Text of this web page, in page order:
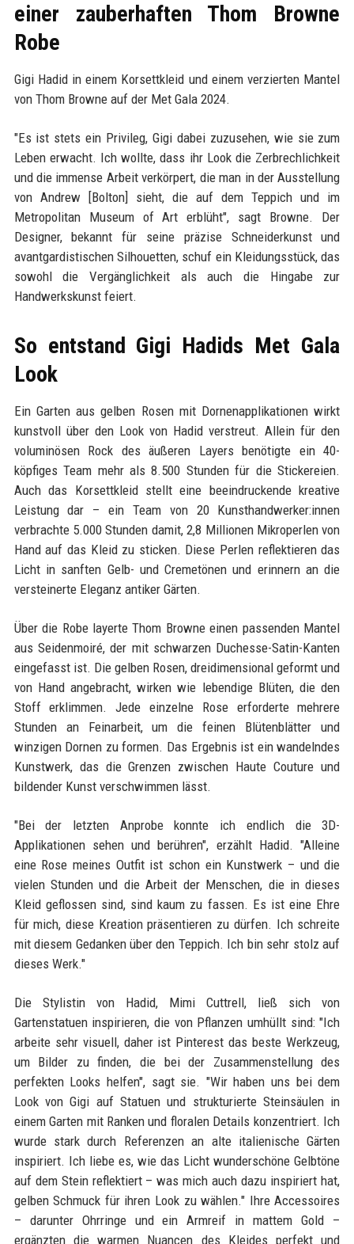
einer zauberhaften Thom Browne
Robe
Gigi Hadid in einem Korsettkleid und einem verzierten Mantel
von Thom Browne auf der Met Gala 2024.
"Es ist stets ein Privileg, Gigi dabei zuzusehen, wie sie zum
Leben erwacht. Ich wollte, dass ihr Look die Zerbrechlichkeit
und die immense Arbeit verkörpert, die man in der Ausstellung
von Andrew [Bolton] sieht, die auf dem Teppich und im
Metropolitan Museum of Art erblüht", sagt Browne. Der
Designer, bekannt für seine präzise Schneiderkunst und
avantgardistischen Silhouetten, schuf ein Kleidungsstück, das
sowohl die Vergänglichkeit als auch die Hingabe zur
Handwerkskunst feiert.
So entstand Gigi Hadids Met Gala
Look
Ein Garten aus gelben Rosen mit Dornenapplikationen wirkt
kunstvoll über den Look von Hadid verstreut. Allein für den
voluminösen Rock des äußeren Layers benötigte ein 40-
köpfiges Team mehr als 8.500 Stunden für die Stickereien.
Auch das Korsettkleid stellt eine beeindruckende kreative
Leistung dar – ein Team von 20 Kunsthandwerker:innen
verbrachte 5.000 Stunden damit, 2,8 Millionen Mikroperlen von
Hand auf das Kleid zu sticken. Diese Perlen reflektieren das
Licht in sanften Gelb- und Cremetönen und erinnern an die
versteinerte Eleganz antiker Gärten.
Über die Robe layerte Thom Browne einen passenden Mantel
aus Seidenmoiré, der mit schwarzen Duchesse-Satin-Kanten
eingefasst ist. Die gelben Rosen, dreidimensional geformt und
von Hand angebracht, wirken wie lebendige Blüten, die den
Stoff erklimmen. Jede einzelne Rose erforderte mehrere
Stunden an Feinarbeit, um die feinen Blütenblätter und
winzigen Dornen zu formen. Das Ergebnis ist ein wandelndes
Kunstwerk, das die Grenzen zwischen Haute Couture und
bildender Kunst verschwimmen lässt.
"Bei der letzten Anprobe konnte ich endlich die 3D-
Applikationen sehen und berühren", erzählt Hadid. "Alleine
eine Rose meines Outfit ist schon ein Kunstwerk – und die
vielen Stunden und die Arbeit der Menschen, die in dieses
Kleid geflossen sind, sind kaum zu fassen. Es ist eine Ehre
für mich, diese Kreation präsentieren zu dürfen. Ich schreite
mit diesem Gedanken über den Teppich. Ich bin sehr stolz auf
dieses Werk."
Die Stylistin von Hadid, Mimi Cuttrell, ließ sich von
Gartenstatuen inspirieren, die von Pflanzen umhüllt sind: "Ich
arbeite sehr visuell, daher ist Pinterest das beste Werkzeug,
um Bilder zu finden, die bei der Zusammenstellung des
perfekten Looks helfen", sagt sie. "Wir haben uns bei dem
Look von Gigi auf Statuen und strukturierte Steinsäulen in
einem Garten mit Ranken und floralen Details konzentriert. Ich
wurde stark durch Referenzen an alte italienische Gärten
inspiriert. Ich liebe es, wie das Licht wunderschöne Gelbtöne
auf dem Stein reflektiert – was mich auch dazu inspiriert hat,
gelben Schmuck für ihren Look zu wählen." Ihre Accessoires
– darunter Ohrringe und ein Armreif in mattem Gold –
ergänzten die warmen Nuancen des Kleides perfekt und